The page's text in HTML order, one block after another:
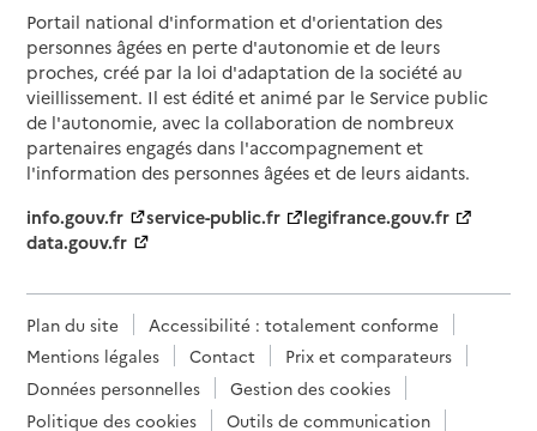
Portail national d'information et d'orientation des
personnes âgées en perte d'autonomie et de leurs
proches, créé par la loi d'adaptation de la société au
vieillissement. Il est édité et animé par le Service public
de l'autonomie, avec la collaboration de nombreux
partenaires engagés dans l'accompagnement et
l'information des personnes âgées et de leurs aidants.
info.gouv.fr
service-public.fr
legifrance.gouv.fr
data.gouv.fr
Plan du site
Accessibilité : totalement conforme
Mentions légales
Contact
Prix et comparateurs
Données personnelles
Gestion des cookies
Politique des cookies
Outils de communication